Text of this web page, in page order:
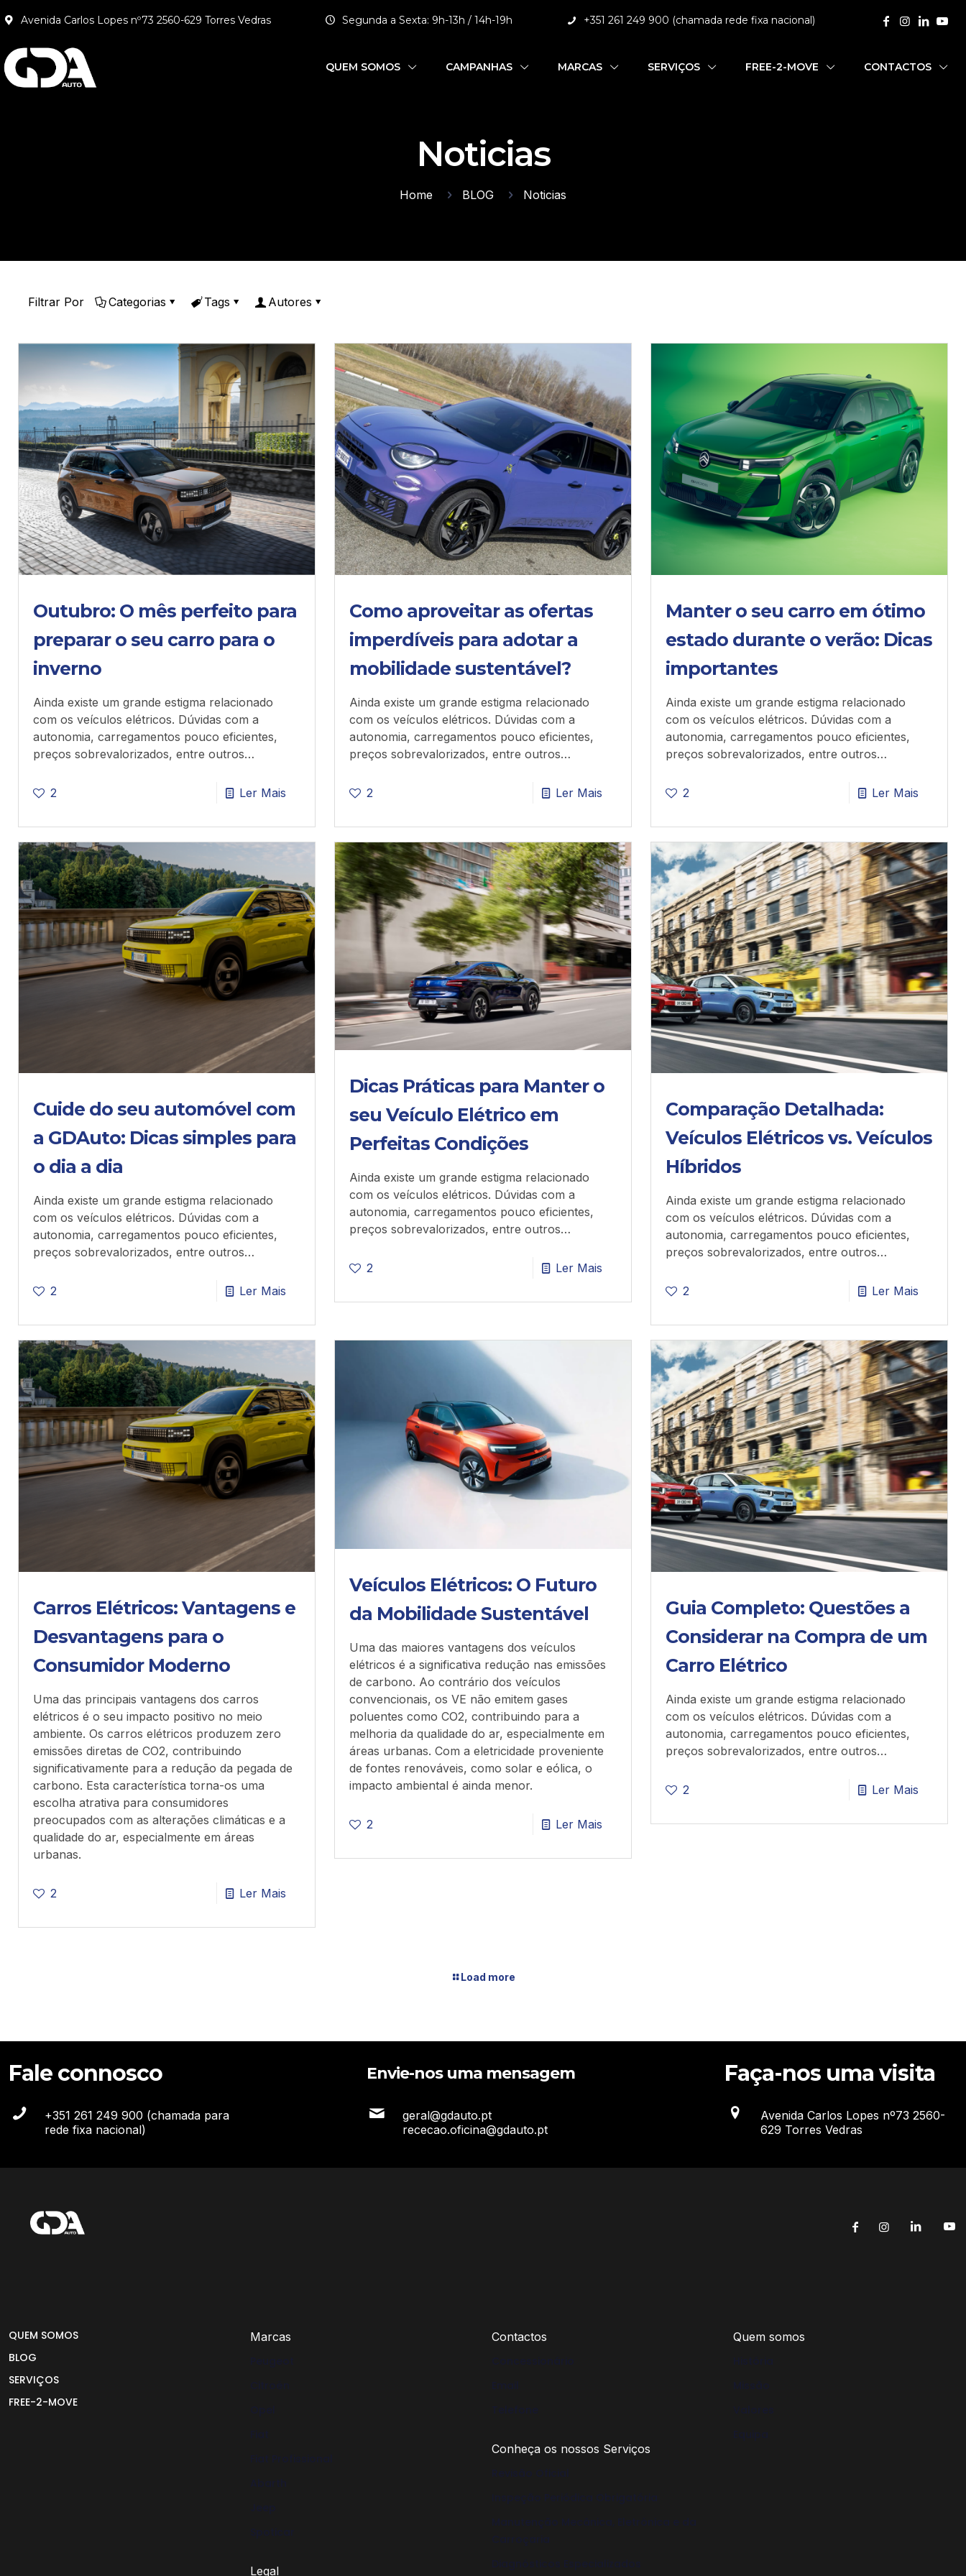
Avenida Carlos Lopes nº73 2560-629 Torres Vedras Segunda a Sexta: 9h-13h / 14h-19h +351 261 249 900 (chamada rede fixa nacional)
QUEM SOMOS CAMPANHAS MARCAS SERVIÇOS FREE-2-MOVE CONTACTOS
Noticias
Home BLOG Noticias
Filtrar Por Categorias Tags Autores
Outubro: O mês perfeito para
preparar o seu carro para o
inverno
Ainda existe um grande estigma relacionado
com os veículos elétricos. Dúvidas com a
autonomia, carregamentos pouco eficientes,
preços sobrevalorizados, entre outros…
2 Ler Mais
Como aproveitar as ofertas
imperdíveis para adotar a
mobilidade sustentável?
Ainda existe um grande estigma relacionado
com os veículos elétricos. Dúvidas com a
autonomia, carregamentos pouco eficientes,
preços sobrevalorizados, entre outros…
2 Ler Mais
Manter o seu carro em ótimo
estado durante o verão: Dicas
importantes
Ainda existe um grande estigma relacionado
com os veículos elétricos. Dúvidas com a
autonomia, carregamentos pouco eficientes,
preços sobrevalorizados, entre outros…
2 Ler Mais
Cuide do seu automóvel com
a GDAuto: Dicas simples para
o dia a dia
Ainda existe um grande estigma relacionado
com os veículos elétricos. Dúvidas com a
autonomia, carregamentos pouco eficientes,
preços sobrevalorizados, entre outros…
2 Ler Mais
Dicas Práticas para Manter o
seu Veículo Elétrico em
Perfeitas Condições
Ainda existe um grande estigma relacionado
com os veículos elétricos. Dúvidas com a
autonomia, carregamentos pouco eficientes,
preços sobrevalorizados, entre outros…
2 Ler Mais
Comparação Detalhada:
Veículos Elétricos vs. Veículos
Híbridos
Ainda existe um grande estigma relacionado
com os veículos elétricos. Dúvidas com a
autonomia, carregamentos pouco eficientes,
preços sobrevalorizados, entre outros…
2 Ler Mais
Carros Elétricos: Vantagens e
Desvantagens para o
Consumidor Moderno
Uma das principais vantagens dos carros
elétricos é o seu impacto positivo no meio
ambiente. Os carros elétricos produzem zero
emissões diretas de CO2, contribuindo
significativamente para a redução da pegada de
carbono. Esta característica torna-os uma
escolha atrativa para consumidores
preocupados com as alterações climáticas e a
qualidade do ar, especialmente em áreas
urbanas.
2 Ler Mais
Veículos Elétricos: O Futuro
da Mobilidade Sustentável
Uma das maiores vantagens dos veículos
elétricos é a significativa redução nas emissões
de carbono. Ao contrário dos veículos
convencionais, os VE não emitem gases
poluentes como CO2, contribuindo para a
melhoria da qualidade do ar, especialmente em
áreas urbanas. Com a eletricidade proveniente
de fontes renováveis, como solar e eólica, o
impacto ambiental é ainda menor.
2 Ler Mais
Guia Completo: Questões a
Considerar na Compra de um
Carro Elétrico
Ainda existe um grande estigma relacionado
com os veículos elétricos. Dúvidas com a
autonomia, carregamentos pouco eficientes,
preços sobrevalorizados, entre outros…
2 Ler Mais
Load more
Fale connosco
+351 261 249 900 (chamada para
rede fixa nacional)
Envie-nos uma mensagem
geral@gdauto.pt
rececao.oficina@gdauto.pt
Faça-nos uma visita
Avenida Carlos Lopes nº73 2560-
629 Torres Vedras
QUEM SOMOS
BLOG
SERVIÇOS
FREE-2-MOVE
Marcas
Legal
Contactos
Conheça os nossos Serviços
Quem somos